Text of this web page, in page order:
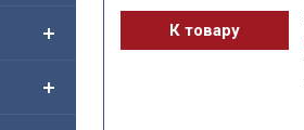
К товару